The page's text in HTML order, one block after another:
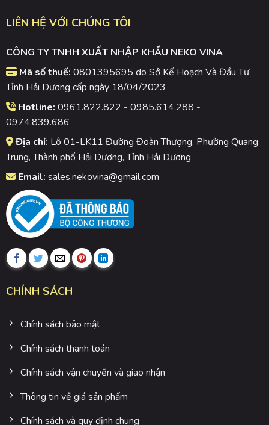
LIÊN HỆ VỚI CHÚNG TÔI
CÔNG TY TNHH XUẤT NHẬP KHẨU NEKO VINA
Mã số thuế: 0801395695 do Sở Kế Hoạch Và Đầu Tư
Tỉnh Hải Dương cấp ngày 18/04/2023
Hotline: 0961.822.822 - 0985.614.288 -
0974.839.686
Địa chỉ: Lô 01-LK11 Đường Đoàn Thượng, Phường Quang
Trung, Thành phố Hải Dương, Tỉnh Hải Dương
Email: sales.nekovina@gmail.com
CHÍNH SÁCH
Chính sách bảo mật
Chính sách thanh toán
Chính sách vận chuyển và giao nhận
Thông tin về giá sản phẩm
Chính sách và quy định chung